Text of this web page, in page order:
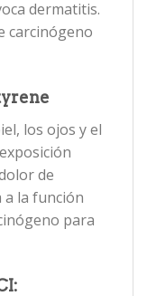
dermatitis.
carcinógeno
los ojos y el
de
a la función
para